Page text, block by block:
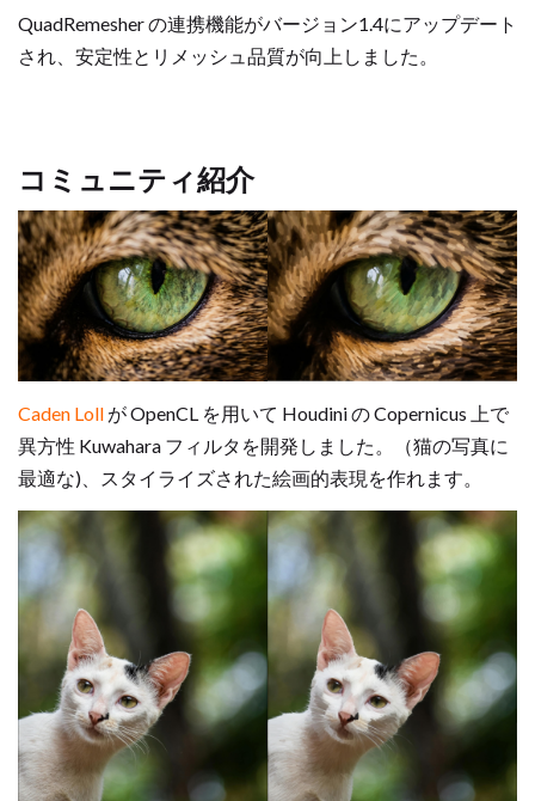
QuadRemesher の連携機能がバージョン1.4にアップデート
され、安定性とリメッシュ品質が向上しました。
コミュニティ紹介
Caden Loll が OpenCL を用いて Houdini の Copernicus 上で
異方性 Kuwahara フィルタを開発しました。（猫の写真に
最適な)、スタイライズされた絵画的表現を作れます。